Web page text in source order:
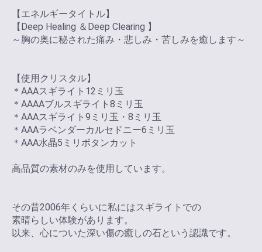
【エネルギータイトル】
【Deep Healing ＆Deep Clearing 】
～胸の奥に秘された痛み・悲しみ・苦しみを癒します～
【使用クリスタル】
＊AAAスギライト12ミリ玉
＊AAAAブルスギライト8ミリ玉
＊AAAスギライト9ミリ玉・8ミリ玉
＊AAAラベンダーカルセドニー6ミリ玉
＊AAA水晶5ミリボタンカット
高品質の素材のみを使用しています。
その昔2006年くらいに私にはスギライトでの
素晴らしい体験があります。
以来、心についた深い傷の癒しの石という認識です。